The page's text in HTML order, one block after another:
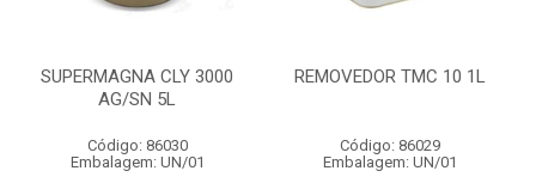
SUPERMAGNA CLY 3000
AG/SN 5L
Código: 86030
Embalagem: UN/01
REMOVEDOR TMC 10 1L
Código: 86029
Embalagem: UN/01